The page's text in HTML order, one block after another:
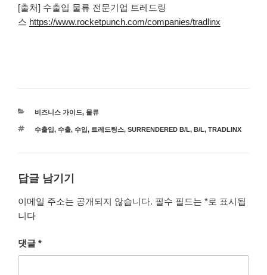
[출처] 수출입 물류 전문기업 트레드링
스 https://www.rocketpunch.com/companies/tradlinx
카
고
비즈니스 가이드, 물류
태
수출입, 수출, 수입, 트레드링스, SURRENDERED B/L, B/L, TRADLINX
답글 남기기
이메일 주소는 공개되지 않습니다. 필수 필드는 *로 표시됩
니다
댓글 *